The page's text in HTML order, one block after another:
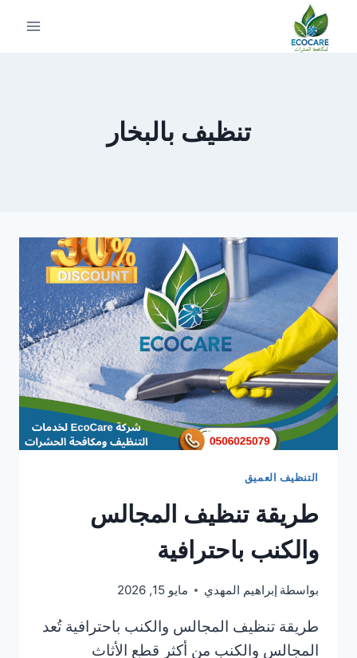
التجاوز
تنظيف بالبخار
التنظيف العميق
طريقة تنظيف المجالس
والكنب باحترافية
بواسطة إبراهيم المهدي مايو 15, 2026
طريقة تنظيف المجالس والكنب باحترافية تُعد
المجالس والكنب من أكثر قطع الأثاث